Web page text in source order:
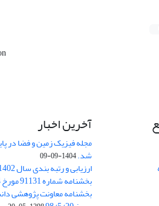
آخرین اخبار
شد.1404-09-09
ارزیابی و رتبه بندی سال 1402
بخشنامه شماره 91131 مورخ 1402/04/04